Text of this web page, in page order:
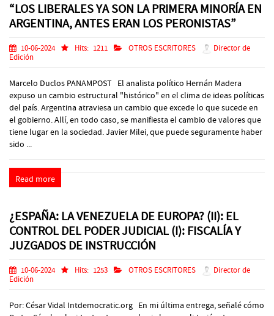
“LOS LIBERALES YA SON LA PRIMERA MINORÍA EN
ARGENTINA, ANTES ERAN LOS PERONISTAS”
10-06-2024 Hits: 1211 OTROS ESCRITORES
Director de
Edición
Marcelo Duclos PANAMPOST El analista político Hernán Madera
expuso un cambio estructural "histórico" en el clima de ideas políticas
del país. Argentina atraviesa un cambio que excede lo que sucede en
el gobierno. Allí, en todo caso, se manifiesta el cambio de valores que
tiene lugar en la sociedad. Javier Milei, que puede seguramente haber
sido ...
Read more
¿ESPAÑA: LA VENEZUELA DE EUROPA? (II): EL
CONTROL DEL PODER JUDICIAL (I): FISCALÍA Y
JUZGADOS DE INSTRUCCIÓN
10-06-2024 Hits: 1253 OTROS ESCRITORES
Director de
Edición
Por: César Vidal Intdemocratic.org En mi última entrega, señalé cómo